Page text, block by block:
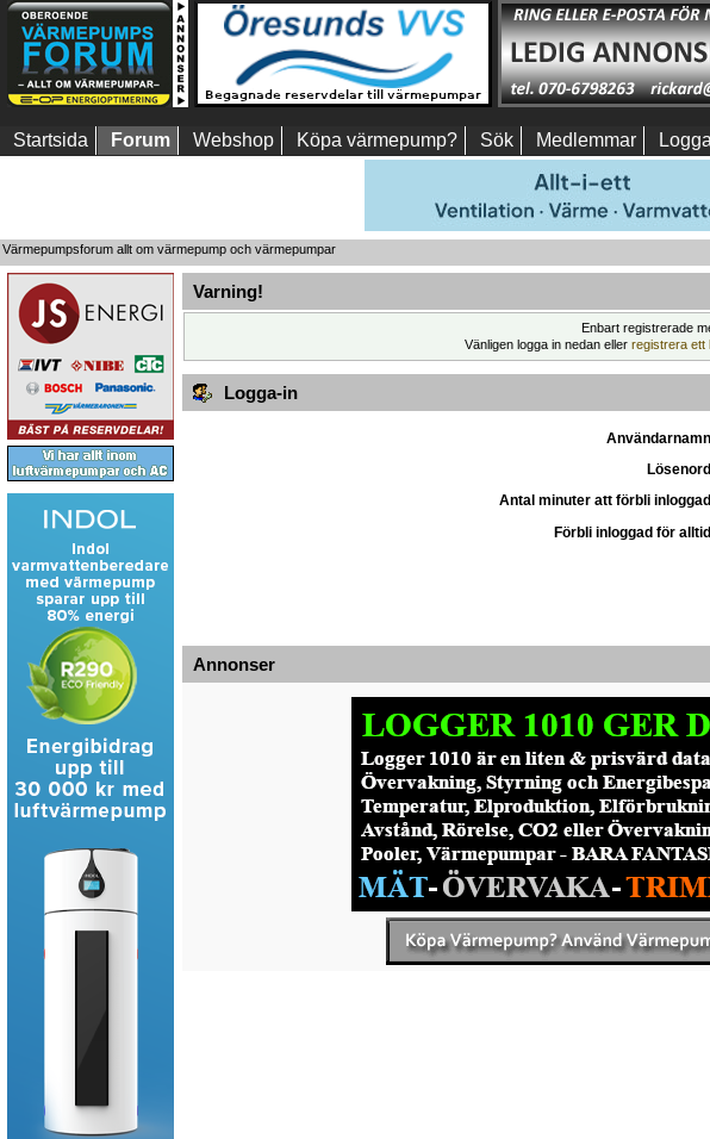
Startsida Forum Webshop Köpa värmepump? Sök Medlemmar
Värmepumpsforum allt om värmepump och värmepumpar
Varning!
Enbart registrerade
Vänligen logga in nedan eller registrera ett
Logga-in
Antal minuter att förbli
Förbli inloggad för
Annonser